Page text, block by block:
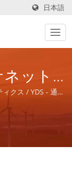
日本語
ット
ー /
クアプ
クス / YDS - 通信
ントと電力製品